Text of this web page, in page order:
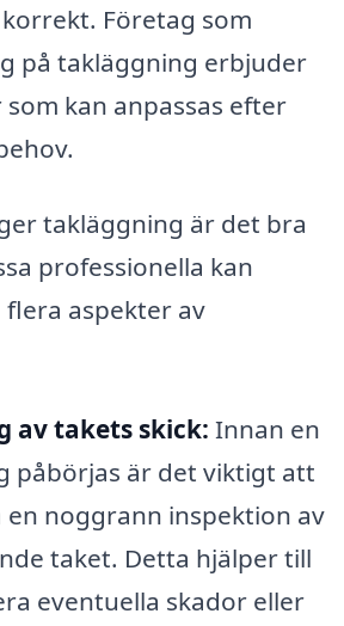
Företag som
på takläggning erbjuder
kan anpassas efter
takläggning är det bra
professionella kan
aspekter av
av takets skick: Innan en
påbörjas är det viktigt att
noggrann inspektion av
taket. Detta hjälper till
eventuella skador eller